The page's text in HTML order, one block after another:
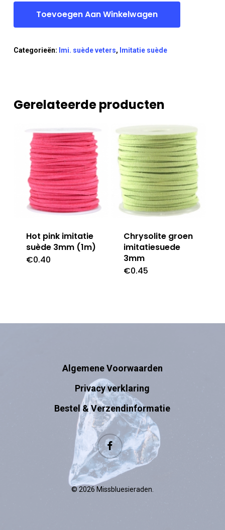
Toevoegen Aan Winkelwagen
Categorieën: Imi. suède veters, Imitatie suède
Gerelateerde producten
Hot pink imitatie
suède 3mm (1m)
€0.40
Chrysolite groen
imitatiesuede
3mm
€0.45
Algemene Voorwaarden
Privacy verklaring
Bestel & Verzendinformatie
facebook
© 2026 Missbluesieraden.